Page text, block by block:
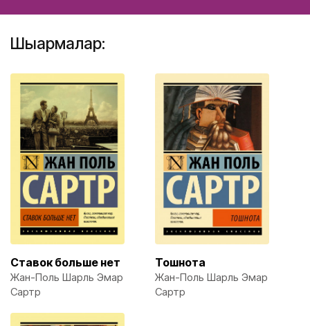
Шығармалар:
Ставок больше нет
Жан-Поль Шарль Эмар
Сартр
Тошнота
Жан-Поль Шарль Эмар
Сартр